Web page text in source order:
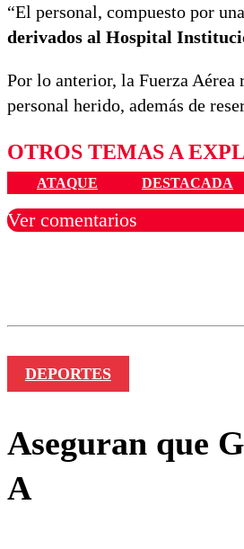
“El personal, compuesto por
derivados al Hospital
Por lo anterior, la Fuerza Aérea
personal herido, además de
OTROS TEMAS A
ATAQUE DESTACADA
Ver comentarios
DEPORTES
Aseguran que
A